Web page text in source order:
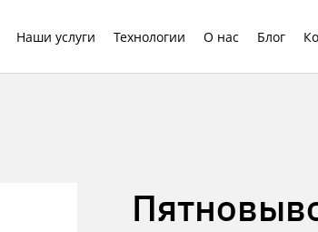
Наши услуги Технологии О нас Блог